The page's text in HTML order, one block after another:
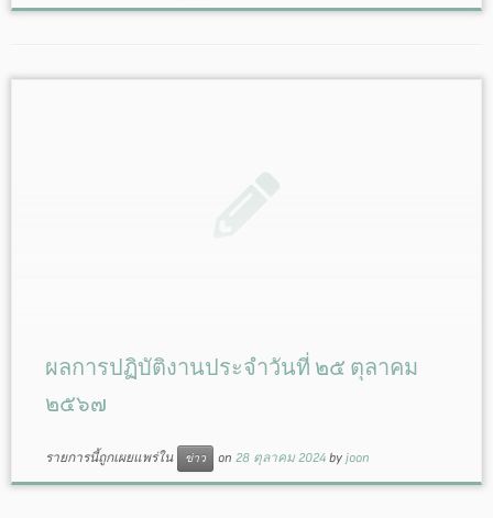
ผลการปฏิบัติงานประจำวันที่ ๒๕ ตุลาคม
๒๕๖๗
รายการนี้ถูกเผยแพร่ใน ข่าว on 28 ตุลาคม 2024 by joon